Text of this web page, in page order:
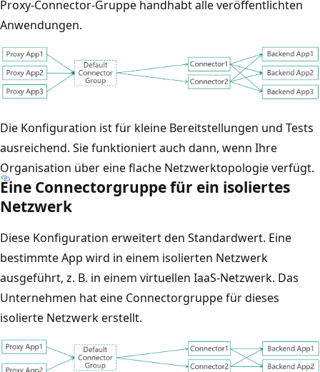
Proxy-Connector-Gruppe handhabt alle veröffentlichten
Anwendungen.
Die Konfiguration ist für kleine Bereitstellungen und Tests
ausreichend. Sie funktioniert auch dann, wenn Ihre
Organisation über eine flache Netzwerktopologie verfügt.
Eine Connectorgruppe für ein isoliertes
Netzwerk
Diese Konfiguration erweitert den Standardwert. Eine
bestimmte App wird in einem isolierten Netzwerk
ausgeführt, z. B. in einem virtuellen IaaS-Netzwerk. Das
Unternehmen hat eine Connectorgruppe für dieses
isolierte Netzwerk erstellt.